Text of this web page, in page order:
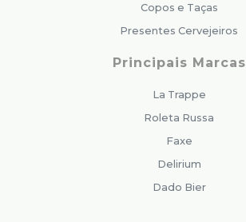
Copos e Taças
Presentes Cervejeiros
Principais Marcas
La Trappe
Roleta Russa
Faxe
Delirium
Dado Bier